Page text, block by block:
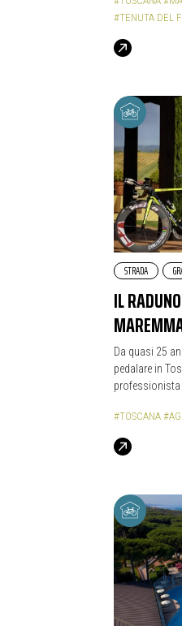
#TENUTA DEL
STRADA
IL
Da quasi 25
pedalare in
professionista
#TOSCANA